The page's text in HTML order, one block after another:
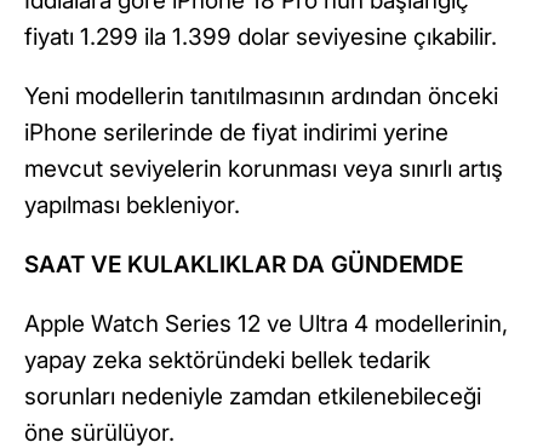
fiyatı 1.299 ila 1.399 dolar seviyesine çıkabilir.
Yeni modellerin tanıtılmasının ardından önceki
iPhone serilerinde de fiyat indirimi yerine
mevcut seviyelerin korunması veya sınırlı artış
yapılması bekleniyor.
SAAT VE KULAKLIKLAR DA GÜNDEMDE
Apple Watch Series 12 ve Ultra 4 modellerinin,
yapay zeka sektöründeki bellek tedarik
sorunları nedeniyle zamdan etkilenebileceği
öne sürülüyor.